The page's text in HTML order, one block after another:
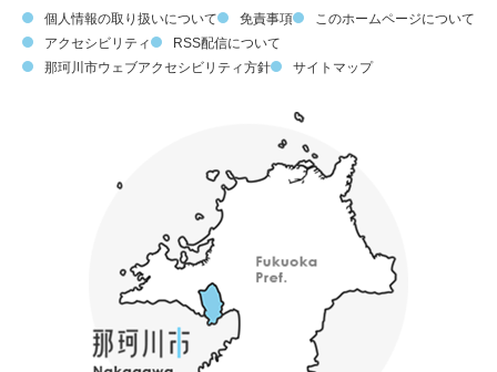
個人情報の取り扱いについて 免責事項
このホームページについて
アクセシビリティ
RSS配信について
那珂川市ウェブアクセシビリティ方針
サイトマップ